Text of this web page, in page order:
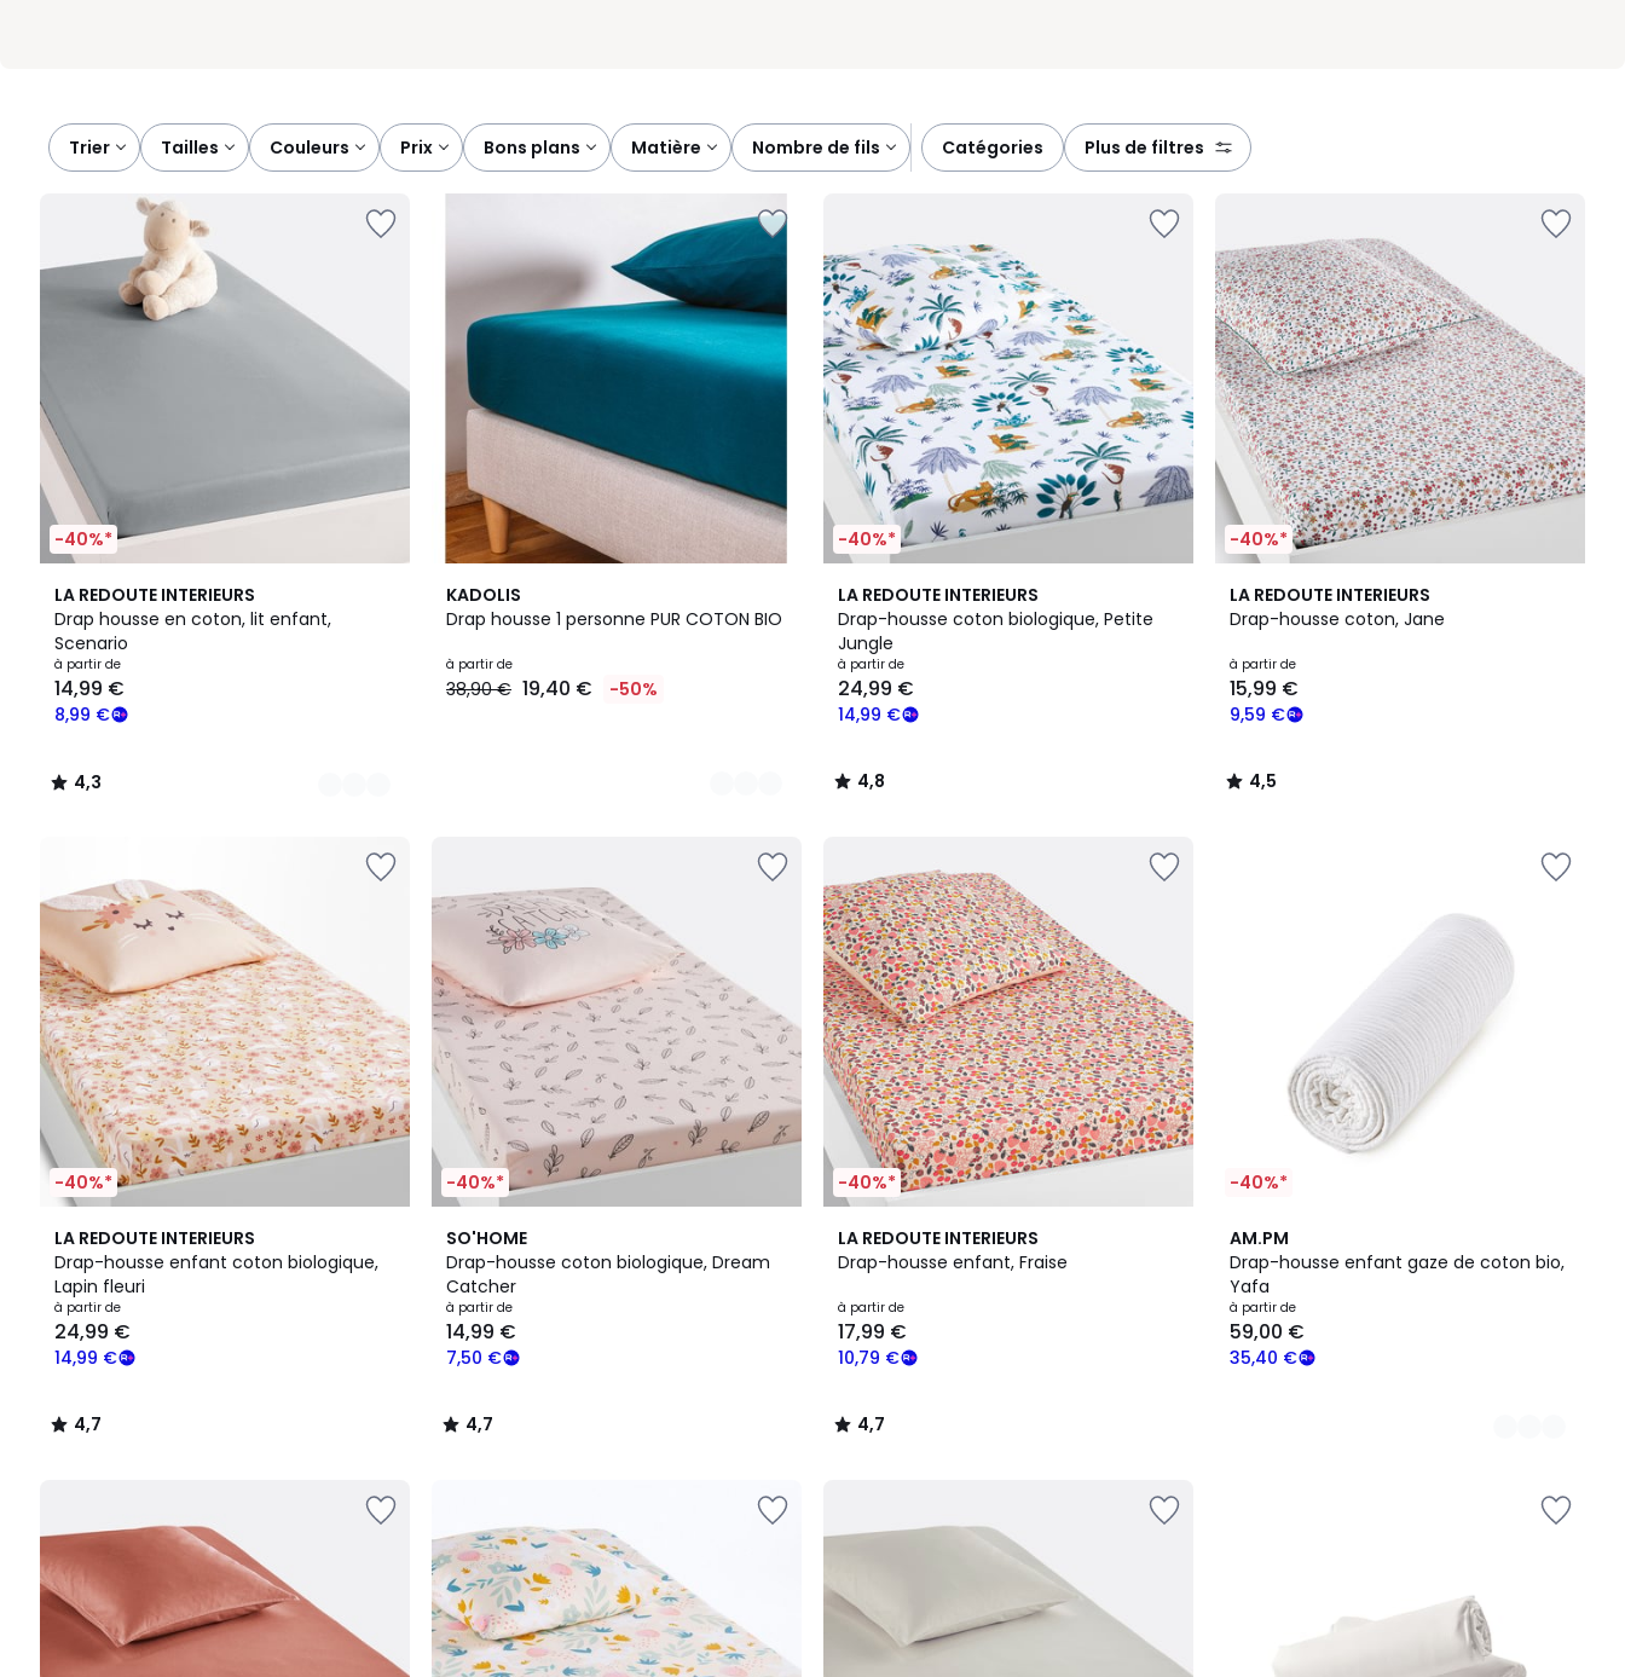
Trier tailles couleurs prix bons plans matière nombre de fils catégories plus de filtres
-40%*
LA REDOUTE INTERIEURS
Drap housse en coton, lit enfant,
Scenario
Prix
à
partir
€
programme
pour
payer
à
la
place
8,99
€.
à partir de
8,99 €
14,99 €
4,3
/ 5
20
Couleurs
4,3
/
KADOLIS
Drap housse 1 personne PUR COTON BIO
à partir de
38,90 € 19,40 € -50%
11
Couleurs
-40%*
LA REDOUTE INTERIEURS
Drap-housse coton biologique, Petite
Jungle
à partir de
14,99 €
24,99 €
4,8
/ 5
4,8
/
-40%*
LA REDOUTE INTERIEURS
Drap-housse coton, Jane
à partir de
9,59 €
15,99 €
4,5
/ 5
4,5
/
-40%*
LA REDOUTE INTERIEURS
Drap-housse enfant coton biologique,
Lapin fleuri
à partir de
14,99 €
24,99 €
4,7
/ 5
4,7
/
-40%*
SO'HOME
Drap-housse coton biologique, Dream
Catcher
à partir de
7,50 €
14,99 €
4,7
/ 5
4,7
/
-40%*
LA REDOUTE INTERIEURS
Drap-housse enfant, Fraise
à partir de
10,79 €
17,99 €
4,7
/ 5
4,7
/
-40%*
AM.PM
Drap-housse enfant gaze de coton bio,
Yafa
à partir de
35,40 €
59,00 €
19
Couleurs